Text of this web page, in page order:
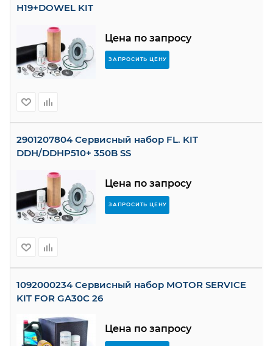
H19+DOWEL KIT
Цена по запросу
ЗАПРОСИТЬ ЦЕНУ
2901207804 Сервисный набор FL. KIT
DDH/DDHP510+ 350B SS
Цена по запросу
ЗАПРОСИТЬ ЦЕНУ
1092000234 Сервисный набор MOTOR SERVICE
KIT FOR GA30C 26
Цена по запросу